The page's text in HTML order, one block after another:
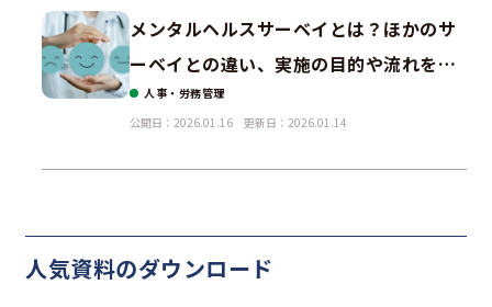
メンタルヘルスサーベイとは？ほかのサ
ーベイとの違い、実施の目的や流れを解
説！
人事・労務管理
公開日：2026.01.16
更新日：2026.01.14
人気資料のダウンロード